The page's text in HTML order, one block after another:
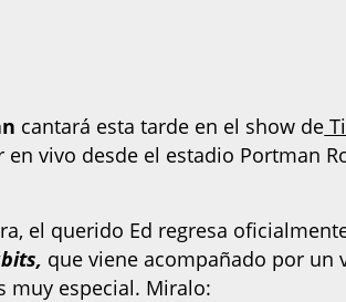
cantará esta tarde en el show de
en vivo desde el estadio Portman
el querido Ed regresa
que viene acompañado por
muy especial. Miralo: